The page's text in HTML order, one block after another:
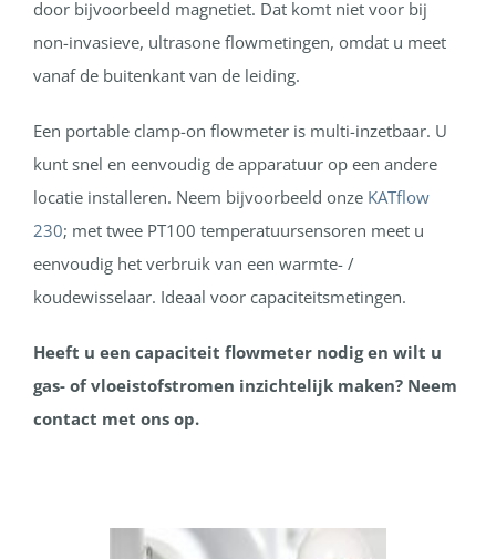
door bijvoorbeeld magnetiet. Dat komt niet voor bij
non-invasieve, ultrasone flowmetingen, omdat u meet
vanaf de buitenkant van de leiding.
Een portable clamp-on flowmeter is multi-inzetbaar. U
kunt snel en eenvoudig de apparatuur op een andere
locatie installeren. Neem bijvoorbeeld onze KATflow
230; met twee PT100 temperatuursensoren meet u
eenvoudig het verbruik van een warmte- /
koudewisselaar. Ideaal voor capaciteitsmetingen.
Heeft u een capaciteit flowmeter nodig en wilt u
gas- of vloeistofstromen inzichtelijk maken? Neem
contact met ons op.